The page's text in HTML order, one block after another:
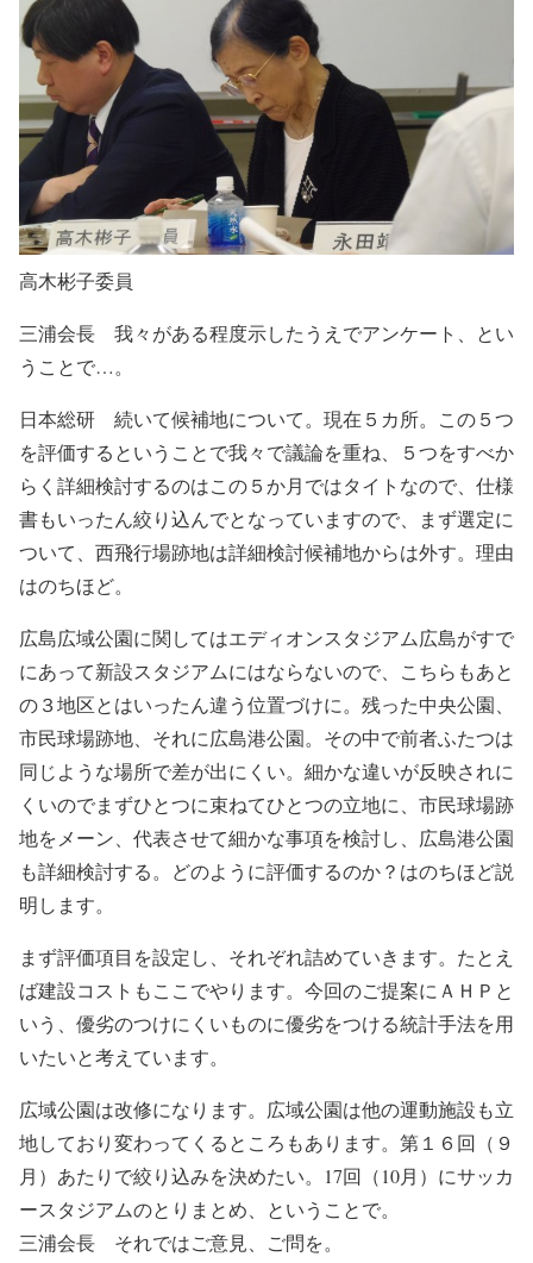
高木彬子委員
三浦会長 我々がある程度示したうえでアンケート、とい
うことで…。
日本総研 続いて候補地について。現在５カ所。この５つ
を評価するということで我々で議論を重ね、５つをすべか
らく詳細検討するのはこの５か月ではタイトなので、仕様
書もいったん絞り込んでとなっていますので、まず選定に
ついて、西飛行場跡地は詳細検討候補地からは外す。理由
はのちほど。
広島広域公園に関してはエディオンスタジアム広島がすで
にあって新設スタジアムにはならないので、こちらもあと
の３地区とはいったん違う位置づけに。残った中央公園、
市民球場跡地、それに広島港公園。その中で前者ふたつは
同じような場所で差が出にくい。細かな違いが反映されに
くいのでまずひとつに束ねてひとつの立地に、市民球場跡
地をメーン、代表させて細かな事項を検討し、広島港公園
も詳細検討する。どのように評価するのか？はのちほど説
明します。
まず評価項目を設定し、それぞれ詰めていきます。たとえ
ば建設コストもここでやります。今回のご提案にＡＨＰと
いう、優劣のつけにくいものに優劣をつける統計手法を用
いたいと考えています。
広域公園は改修になります。広域公園は他の運動施設も立
地しており変わってくるところもあります。第１６回（９
月）あたりで絞り込みを決めたい。17回（10月）にサッカ
ースタジアムのとりまとめ、ということで。
三浦会長 それではご意見、ご問を。